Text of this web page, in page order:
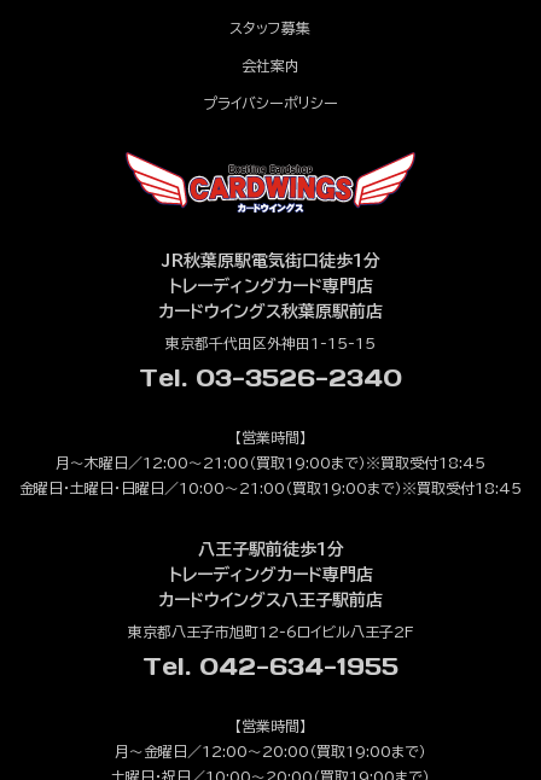
スタッフ募集
会社案内
プライバシーポリシー
JR秋葉原駅電気街口徒歩1分
トレーディングカード専門店
カードウイングス秋葉原駅前店
東京都千代田区外神田1-15-15
Tel. 03-3526-2340
【営業時間】
月～木曜日／12:00～21:00（買取19:00まで）※買取受付18:45
金曜日・土曜日・日曜日／10:00～21:00（買取19:00まで）※買取受付18:45
八王子駅前徒歩1分
トレーディングカード専門店
カードウイングス八王子駅前店
東京都八王子市旭町12-6ロイビル八王子2F
Tel. 042-634-1955
【営業時間】
月～金曜日／12:00～20:00（買取19:00まで）
土曜日・祝日／10:00～20:00（買取19:00まで）